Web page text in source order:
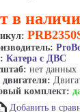
в
Катера с ДВС
нет данных
комплект:
Добавить в